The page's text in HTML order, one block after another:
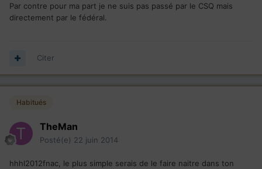
Par contre pour ma part je ne suis pas passé par le CSQ mais
directement par le fédéral.
Citer
Habitués
TheMan
Posté(e) 22 juin 2014
hhhl2012fnac, le plus simple serais de le faire naitre dans ton